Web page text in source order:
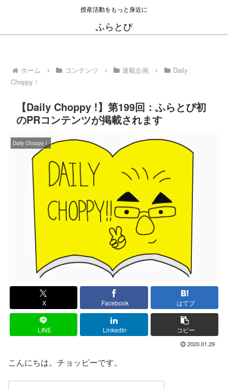
授産活動をもっと身近に
ふらとぴ
ホーム コンテンツ 連載企画
Daily
Choppy！
【Daily Choppy !】第199回：ふらとぴ初
のPRコンテンツが掲載されます
Daily Choppy！
X Facebook はてブ
LINE LinkedIn コピー
2020.01.29
こんにちは。チョッピーです。